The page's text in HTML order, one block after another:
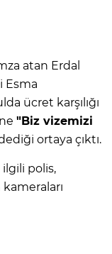
atan Erdal
Esma
ücret karşılığı
"Biz vizemizi
ortaya çıktı.
polis,